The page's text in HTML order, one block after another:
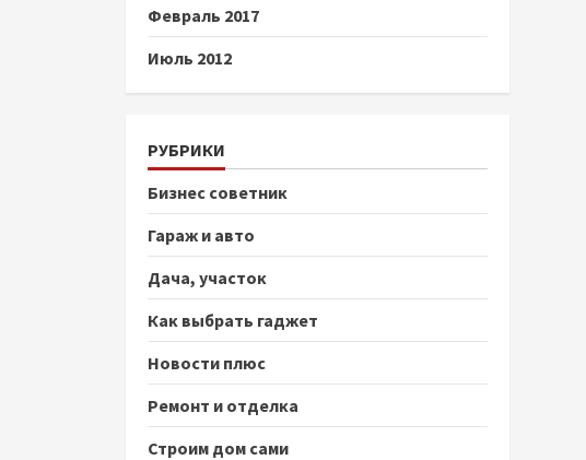
Февраль 2017
Июль 2012
РУБРИКИ
Бизнес советник
Гараж и авто
Дача, участок
Как выбрать гаджет
Новости плюс
Ремонт и отделка
Строим дом сами